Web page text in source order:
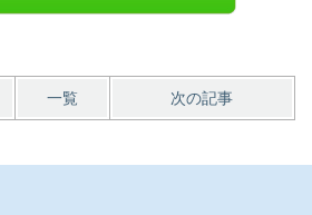
一覧 次の記事